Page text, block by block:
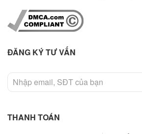
ĐĂNG KÝ TƯ VẤN
THANH TOÁN